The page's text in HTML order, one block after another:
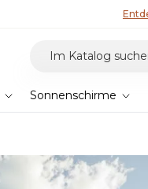
Sonnenschirme